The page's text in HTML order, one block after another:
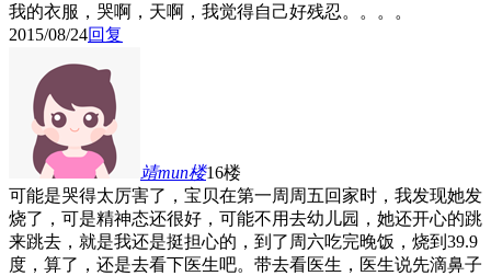
我的衣服，哭啊，天啊，我觉得自己好残忍。。。。
2015/08/24回复
靖mun楼16楼
可能是哭得太厉害了，宝贝在第一周周五回家时，我发现她发
烧了，可是精神态还很好，可能不用去幼儿园，她还开心的跳
来跳去，就是我还是挺担心的，到了周六吃完晚饭，烧到39.9
度，算了，还是去看下医生吧。带去看医生，医生说先滴鼻子